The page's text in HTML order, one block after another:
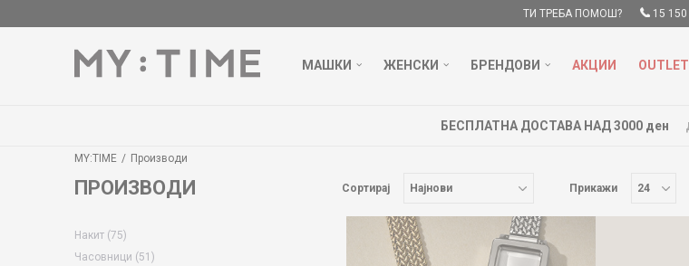
ТИ ТРЕБА ПОМОШ? 15 150
МАШКИ ЖЕНСКИ БРЕНДОВИ АКЦИИ OUTLET
БЕСПЛАТНА ДОСТАВА НАД 3000 ден ДОЗНАЈ ПОВЕЌЕ
MY:TIME Производи
ПРОИЗВОДИ Сортирај Прикажи
Накит (75)
Часовници (51)